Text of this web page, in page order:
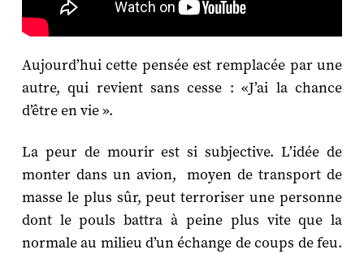
Aujourd’hui cette pensée est remplacée par une
autre, qui revient sans cesse : «J’ai la chance
d’être en vie ».
La peur de mourir est si subjective. L’idée de
monter dans un avion, moyen de transport de
masse le plus sûr, peut terroriser une personne
dont le pouls battra à peine plus vite que la
normale au milieu d’un échange de coups de feu.